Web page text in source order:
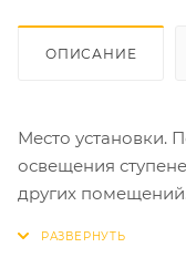
ОПИСАНИЕ
Место установки.
освещения
других